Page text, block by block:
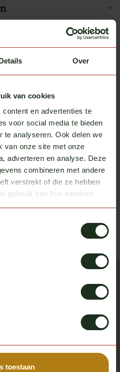
Over
van cookies
en advertenties te
voor social media te bieden
te analyseren. Ook delen we
van onze site met onze
adverteren en analyse. Deze
combineren met andere
verstrekt of die ze hebben
gebruik van hun services.
toestaan
€137,50
Volvo FH €149,00
dit product?
bestellen? We helpen je
ons